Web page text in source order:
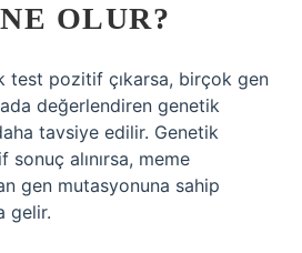
OLUR?
test pozitif çıkarsa, birçok gen
değerlendiren genetik
tavsiye edilir. Genetik
alınırsa, meme
gen mutasyonuna sahip
gelir.